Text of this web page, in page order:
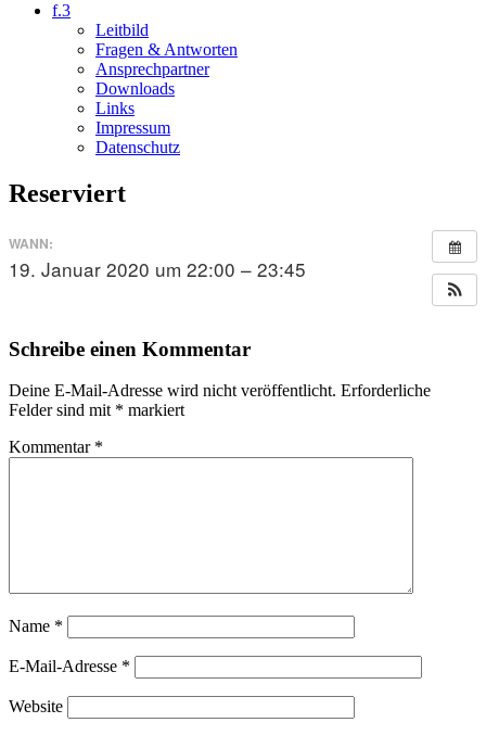
f.3
Leitbild
Fragen & Antworten
Ansprechpartner
Downloads
Links
Impressum
Datenschutz
Reserviert
WANN:
19. Januar 2020 um 22:00 – 23:45
Schreibe einen Kommentar
Deine E-Mail-Adresse wird nicht veröffentlicht. Erforderliche
Felder sind mit * markiert
Kommentar *
Name *
E-Mail-Adresse *
Website